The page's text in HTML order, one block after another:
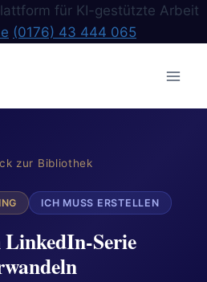
für KI-gestützte Arbeit
(0176) 43 444 065
zur Bibliothek
ICH MUSS ERSTELLEN
Serie